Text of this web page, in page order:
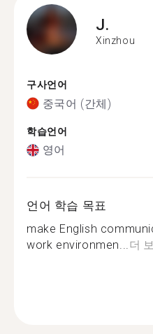
J.
Xinzhou
구사언어
중국어 (간체)
학습언어
영어
언어 학습 목표
make English
work environmen...더